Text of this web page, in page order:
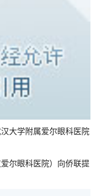
大学附属爱尔眼科医院
尔眼科医院）向侨联提